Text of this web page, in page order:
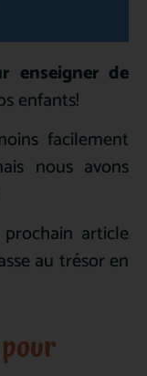
enseigner de
enfants!
facilement
nous avons
article
au trésor en